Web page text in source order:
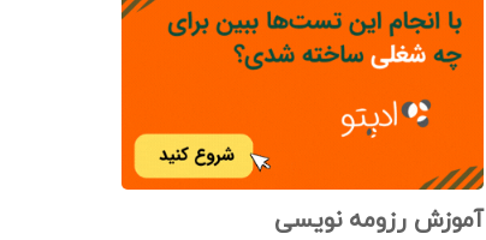
آموزش رزومه نویسی